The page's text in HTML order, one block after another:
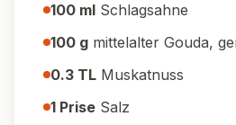
100 ml Schlagsahne
100 g mittelalter Gouda,
0.3 TL Muskatnuss
1 Prise Salz